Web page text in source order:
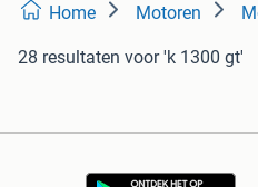
Home Motoren
28 resultaten voor 'k 1300 gt'